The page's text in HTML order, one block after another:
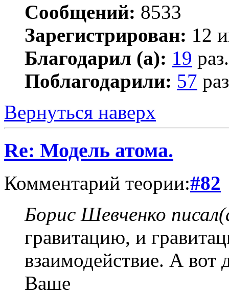
Сообщений: 8533
Зарегистрирован: 12
Благодарил (а): 19 раз.
Поблагодарили: 57
Вернуться наверх
Re: Модель атома.
Комментарий теории:#82
Борис Шевченко
гравитацию, и
взаимодействие. А вот
Ваше